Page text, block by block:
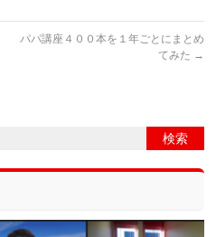
パパ講座４００本を１年ごとにまとめ
てみた →